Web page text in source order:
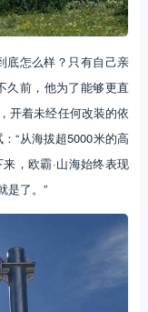
底怎么样？只有自己亲
久前，他为了能够更直
开着未经任何改装的依
“从海拔超5000米的高
，欧霸·山海始终表现
是了。”